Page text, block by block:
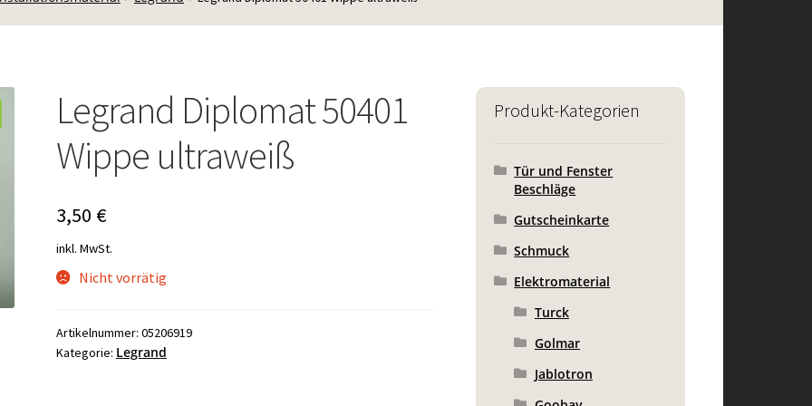
Legrand Diplomat 50401
Wippe ultraweiß
3,50 €
inkl. MwSt.
Nicht vorrätig
Artikelnummer:05206919
Kategorie: Legrand
Produkt-Kategorien
Tür und Fenster
Beschläge
Gutscheinkarte
Schmuck
Elektromaterial
Turck
Golmar
Jablotron